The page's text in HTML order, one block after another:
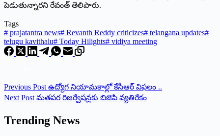
పెడుతున్నారని రేవంత్‌ తెలిపారు.
Tags
# prajatantra news# Revanth Reddy criticizes# telangana updates#
telugu kavithalu# Today Hilights# vidiya meeting
Previous Post ఉద్యోగ నియామకాల్లో కేసీఆర్‌ విఫలం ..
Next Post మతపర రిజర్వేషన్లకు బిజెపి వ్యతిరేకం
Trending News